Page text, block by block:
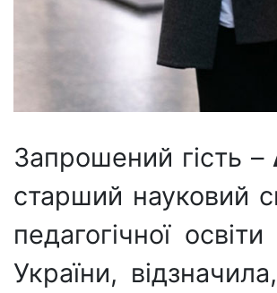
Запрошений гість –
старший науковий
педагогічної
України,